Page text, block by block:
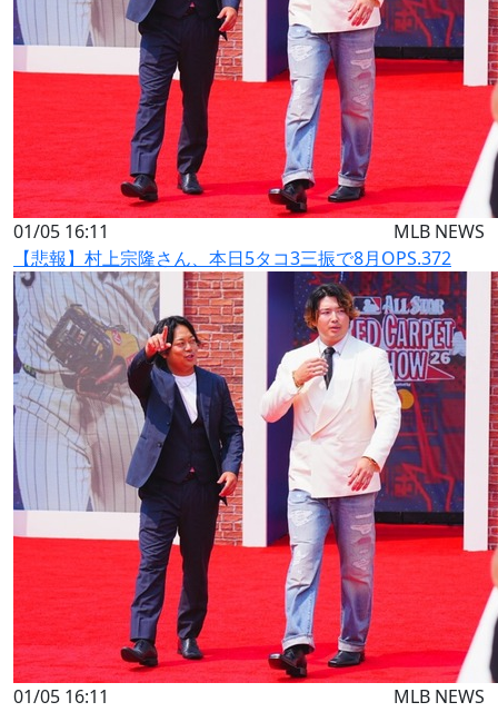
01/05 16:11
MLB NEWS
【悲報】村上宗隆さん、本日5タコ3三振で8月OPS.372
01/05 16:11
MLB NEWS